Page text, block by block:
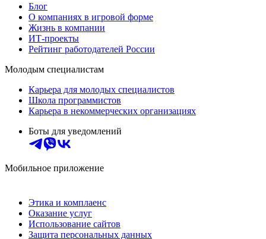
Блог
О компаниях в игровой форме
Жизнь в компании
ИТ-проекты
Рейтинг работодателей России
Молодым специалистам
Карьера для молодых специалистов
Школа программистов
Карьера в некоммерческих организациях
Боты для уведомлений
Мобильное приложение
Этика и комплаенс
Оказание услуг
Использование сайтов
Защита персональных данных